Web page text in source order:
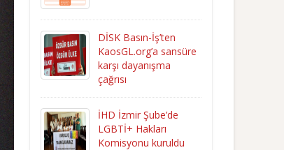
DİSK Basın-İş’ten
KaosGL.org’a sansüre
karşı dayanışma
çağrısı
İHD İzmir Şube’de
LGBTİ+ Hakları
Komisyonu kuruldu